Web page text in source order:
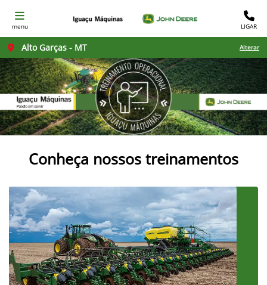
menu LIGAR
Alto Garças - MT Alterar
Conheça nossos treinamentos